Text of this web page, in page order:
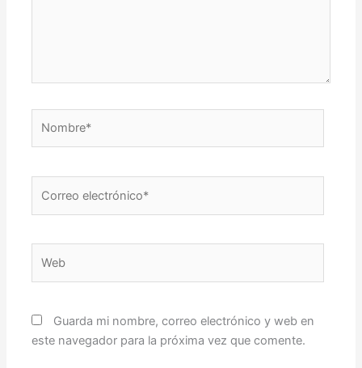
electrónico*
Guarda mi nombre, correo electrónico y web en
este navegador para la próxima vez que comente.